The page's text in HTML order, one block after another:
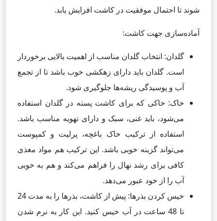
شوند تا احتمال موفقیت در کاشت افزایش یابد.
آماده‌سازی جهت کاشت:
گلدان: انتخاب گلدان مناسب از اهمیت بالایی برخوردار
است. گلدان باید دارای زهکشی خوب باشد تا از تجمع
آب و پوسیدگی ریشه‌ها جلوگیری شود.
خاک: خاکی که برای کاشت پسته در گلدان استفاده
می‌شود، باید غنی، سبک و دارای تهویه مناسب باشد.
استفاده از ترکیب خاک باغچه، پرلیت و کمپوست
می‌تواند گزینه خوبی باشد. این ترکیب هم مواد مغذی
کافی برای رشد نهال را فراهم می‌کند و هم به خوبی
آب را از خود عبور می‌دهد.
خیس کردن بذرها: پیش از کاشت، بذرها را به مدت 24
تا 48 ساعت در آب خیس کنید. این کار به نرم شدن